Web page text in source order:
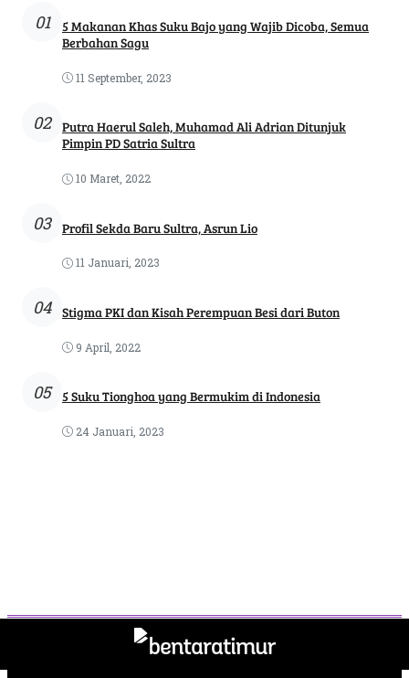
01
5 Makanan Khas Suku Bajo yang Wajib Dicoba, Semua
Berbahan Sagu
11 September, 2023
02
Putra Haerul Saleh, Muhamad Ali Adrian Ditunjuk
Pimpin PD Satria Sultra
10 Maret, 2022
03 Profil Sekda Baru Sultra, Asrun Lio
11 Januari, 2023
04 Stigma PKI dan Kisah Perempuan Besi dari Buton
9 April, 2022
05 5 Suku Tionghoa yang Bermukim di Indonesia
24 Januari, 2023